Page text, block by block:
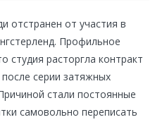
отстранен от участия в
Профильное
студия расторгла контракт
серии затяжных
стали постоянные
самовольно переписать